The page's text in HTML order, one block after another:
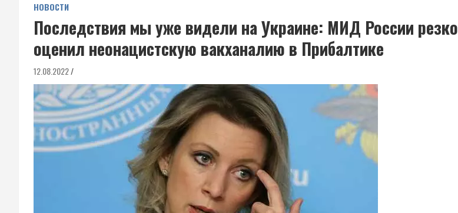
НОВОСТИ
Последствия мы уже видели на Украине: МИД России резко
оценил неонацистскую вакханалию в Прибалтике
12.08.2022